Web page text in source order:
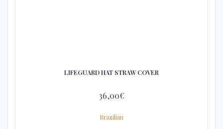
LIFEGUARD HAT STRAW COVER
36,00€
Brazilian